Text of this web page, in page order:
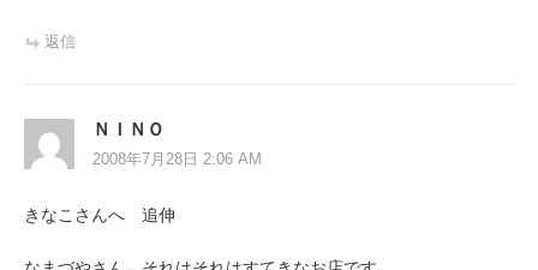
返信
ＮＩＮＯ
2008年7月28日 2:06 AM
きなこさんへ 追伸